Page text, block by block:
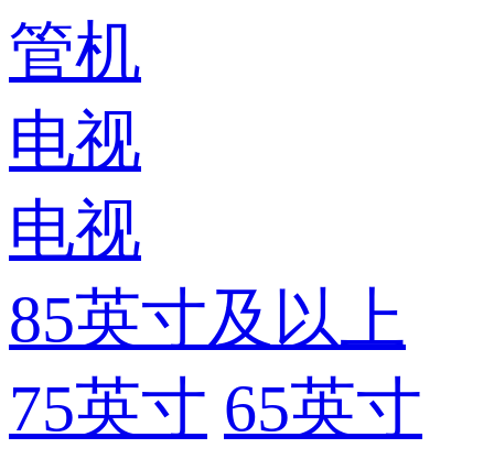
管机
电视
电视
85英寸及以上
75英寸 65英寸